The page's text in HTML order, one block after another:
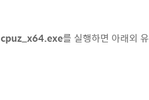
cpuz_x64.exe를 실행하면 아래외